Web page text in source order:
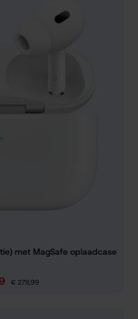
met MagSafe oplaadcase
Normale prijs:
€ 279,99